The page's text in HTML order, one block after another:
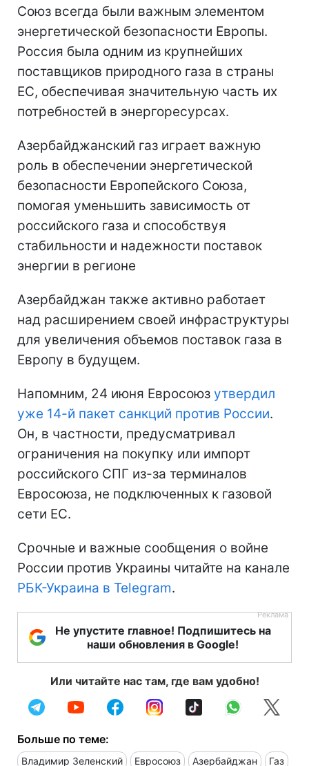
Союз всегда были важным элементом
энергетической безопасности Европы.
Россия была одним из крупнейших
поставщиков природного газа в страны
ЕС, обеспечивая значительную часть их
потребностей в энергоресурсах.
Азербайджанский газ играет важную
роль в обеспечении энергетической
безопасности Европейского Союза,
помогая уменьшить зависимость от
российского газа и способствуя
стабильности и надежности поставок
энергии в регионе
Азербайджан также активно работает
над расширением своей инфраструктуры
для увеличения объемов поставок газа в
Европу в будущем.
Напомним, 24 июня Евросоюз утвердил
уже 14-й пакет санкций против России.
Он, в частности, предусматривал
ограничения на покупку или импорт
российского СПГ из-за терминалов
Евросоюза, не подключенных к газовой
сети ЕС.
Срочные и важные сообщения о войне
России против Украины читайте на канале
РБК-Украина в Telegram.
Не упустите главное! Подпишитесь на
наши обновления в Google!
Или читайте нас там, где вам удобно!
Больше по теме:
Владимир Зеленский Евросоюз Азербайджан Газ